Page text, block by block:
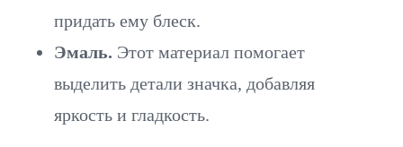
придать ему блеск.
Эмаль. Этот материал помогает
выделить детали значка, добавляя
яркость и гладкость.